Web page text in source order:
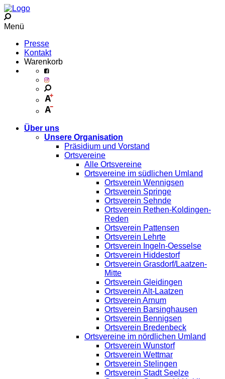
Menü
Presse
Kontakt
Warenkorb
Über uns
Unsere Organisation
Präsidium und Vorstand
Ortsvereine
Alle Ortsvereine
Ortsvereine im südlichen Umland
Ortsverein Wennigsen
Ortsverein Springe
Ortsverein Sehnde
Ortsverein Rethen-Koldingen-
Reden
Ortsverein Pattensen
Ortsverein Lehrte
Ortsverein Ingeln-Oesselse
Ortsverein Hiddestorf
Ortsverein Grasdorf/Laatzen-
Mitte
Ortsverein Gleidingen
Ortsverein Alt-Laatzen
Ortsverein Arnum
Ortsverein Barsinghausen
Ortsverein Bennigsen
Ortsverein Bredenbeck
Ortsvereine im nördlichen Umland
Ortsverein Wunstorf
Ortsverein Wettmar
Ortsverein Stelingen
Ortsverein Stadt Seelze